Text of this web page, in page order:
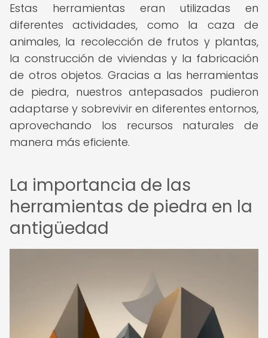
Estas herramientas eran utilizadas en
diferentes actividades, como la caza de
animales, la recolección de frutos y plantas,
la construcción de viviendas y la fabricación
de otros objetos. Gracias a las herramientas
de piedra, nuestros antepasados pudieron
adaptarse y sobrevivir en diferentes entornos,
aprovechando los recursos naturales de
manera más eficiente.
La importancia de las
herramientas de piedra en la
antigüedad